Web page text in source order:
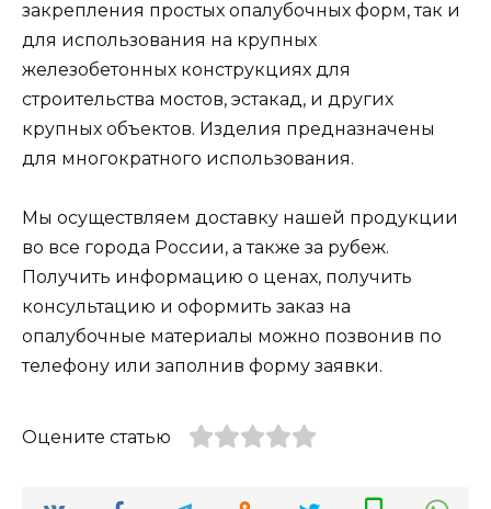
закрепления простых опалубочных форм, так и
для использования на крупных
железобетонных конструкциях для
строительства мостов, эстакад, и других
крупных объектов. Изделия предназначены
для многократного использования.
Мы осуществляем доставку нашей продукции
во все города России, а также за рубеж.
Получить информацию о ценах, получить
консультацию и оформить заказ на
опалубочные материалы можно позвонив по
телефону или заполнив форму заявки.
Оцените статью